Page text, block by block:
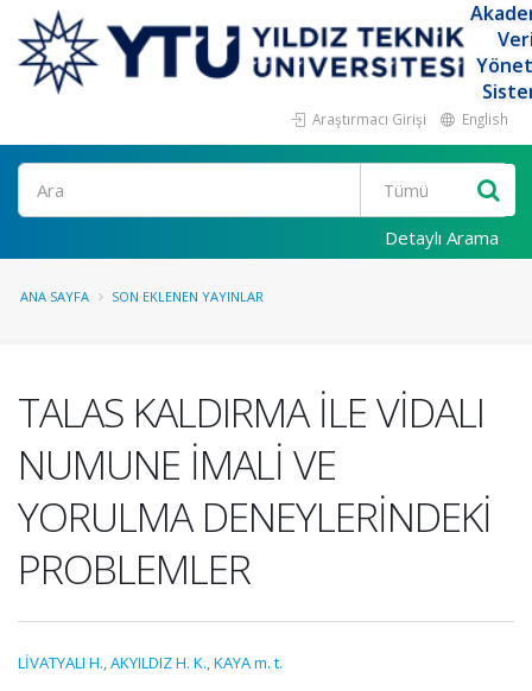
Araştırmacı Girişi English
Ara
Detaylı Arama
ANA SAYFA SON EKLENEN YAYINLAR
TALAS KALDIRMA İLE VİDALI
NUMUNE İMALİ VE
YORULMA DENEYLERİNDEKİ
PROBLEMLER
LİVATYALI H.,AKYILDIZ H. K.,KAYA m. t.